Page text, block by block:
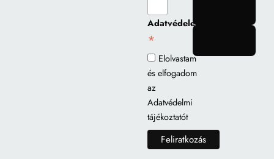
Adatvédelem
*
Elolvastam
és elfogadom
az
Adatvédelmi
tájékoztatót